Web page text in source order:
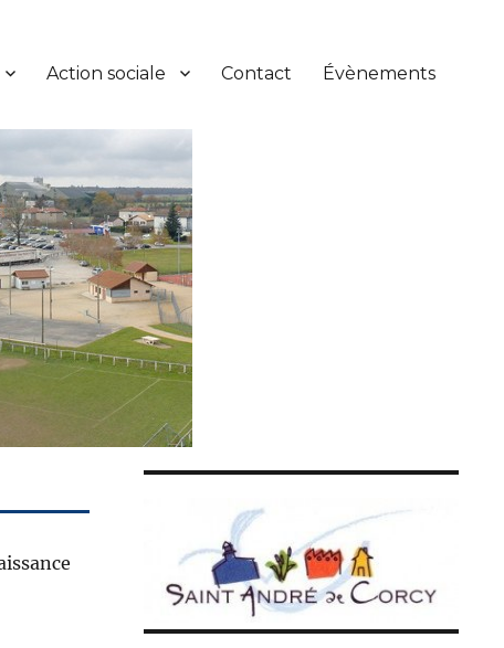
Action sociale Contact Évènements